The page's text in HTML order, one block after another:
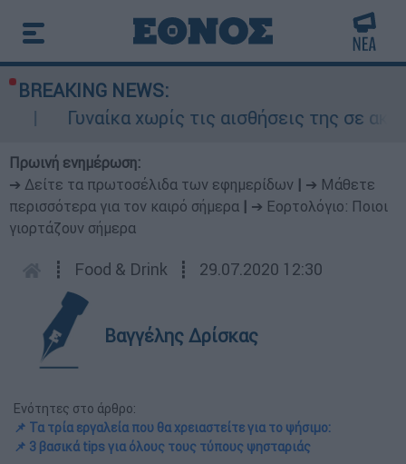
BREAKING NEWS:
χωρίς τις αισθήσεις της σε ακάλυπτο
Πρωινή ενημέρωση:
➔ Δείτε τα πρωτοσέλιδα των εφημερίδων
➔ Μάθετε
περισσότερα για τον καιρό σήμερα
➔ Εορτολόγιο: Ποιοι
γιορτάζουν σήμερα
┋ Food & Drink ┋ 29.07.2020 12:30
Βαγγέλης Δρίσκας
Ενότητες στο άρθρο:
📌 Τα τρία εργαλεία που θα χρειαστείτε για το ψήσιμο:
📌 3 βασικά tips για όλους τους τύπους ψησταριάς